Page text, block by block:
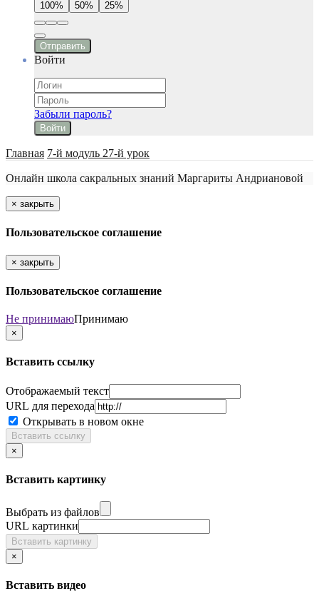
100% 50% 25%
Отправить
Войти
Забыли пароль?
Войти
Главная 7-й модуль 27-й урок
Онлайн школа сакральных знаний Маргариты Андриановой
× закрыть
Пользовательское соглашение
× закрыть
Пользовательское соглашение
Не принимаюПринимаю
×
Вставить ссылку
Отображаемый текст
URL для перехода
Открывать в новом окне
Вставить ссылку
×
Вставить картинку
Выбрать из файлов
URL картинки
Вставить картинку
×
Вставить видео